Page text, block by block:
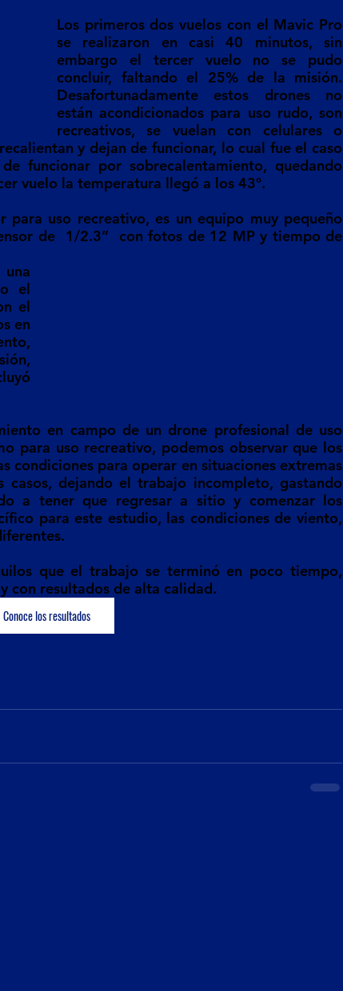
Los primeros dos vuelos con el Mavic Pro
se realizaron en casi 40 minutos, sin
embargo el tercer vuelo no se pudo
concluir, faltando el 25% de la misión.
Desafortunadamente estos drones no
están acondicionados para uso rudo, son
recreativos, se vuelan con celulares o
y dejan de funcionar, lo cual fue el caso
funcionar por sobrecalentamiento, quedando
vuelo la temperatura llegó a los 43°.
uso recreativo, es un equipo muy pequeño
de  1/2.3”  con fotos de 12 MP y tiempo de
el
el
en
en campo de un drone profesional de uso
para uso recreativo, podemos observar que los
condiciones para operar en situaciones extremas
casos, dejando el trabajo incompleto, gastando
a tener que regresar a sitio y comenzar los
para este estudio, las condiciones de viento,
que el trabajo se terminó en poco tiempo,
con resultados de alta calidad.
Conoce los resultados